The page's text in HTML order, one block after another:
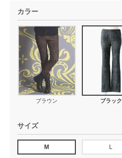
カラー
ブラウン ブラック
サイズ
M L